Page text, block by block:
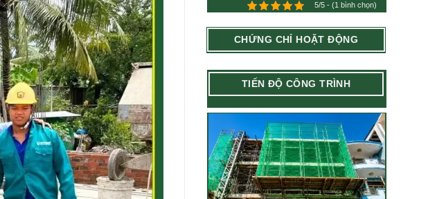
5/5 - (1 bình chọn)
CHỨNG CHỈ HOẶT ĐỘNG
TIẾN ĐỘ CÔNG TRÌNH